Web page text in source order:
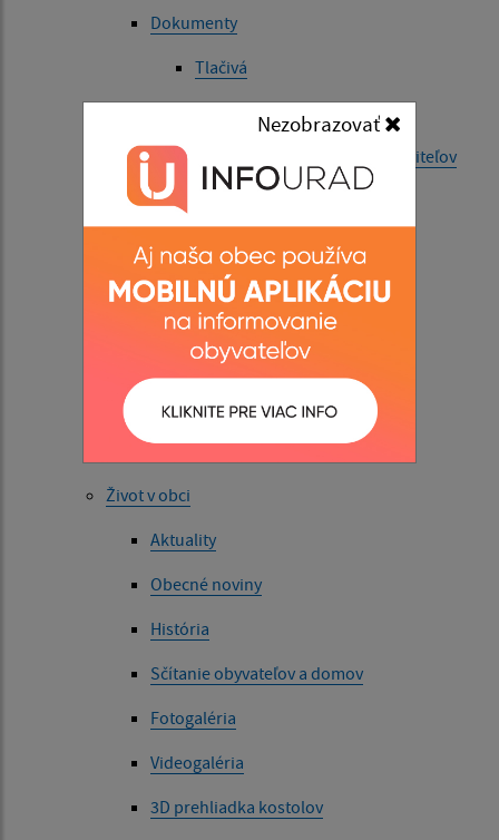
Nezobrazovať
Dokumenty
Tlačivá
Ostatné dokumenty
Majetkové priznania predstaviteľov
samosprávy
Symboly obce
Voľby
Referendá
Úradná tabuľa
Úradná tabuľa archív
Projekty
Život v obci
Aktuality
Obecné noviny
História
Sčítanie obyvateľov a domov
Fotogaléria
Videogaléria
3D prehliadka kostolov